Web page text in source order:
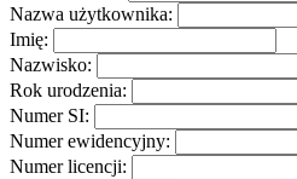
Nazwa użytkownika:
Imię:
Nazwisko:
Rok urodzenia:
Numer SI:
Numer ewidencyjny:
Numer licencji: